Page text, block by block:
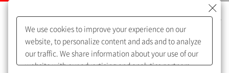
We use cookies to improve your experience on our
website, to personalize content and ads and to analyze
our traffic. We share information about your use of our
website with our advertising and analytics partners,